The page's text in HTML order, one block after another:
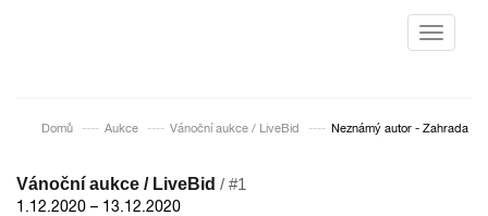
Toggle
Domů Aukce Vánoční aukce / LiveBid Neznámý autor - Zahrada
Vánoční aukce / LiveBid / #1
1.12.2020 – 13.12.2020